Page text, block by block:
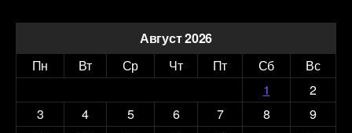
Август 2026
Пн
Вт Ср Чт Пт Сб
Вс
1
2
3
4 5 6 7 8
9